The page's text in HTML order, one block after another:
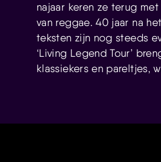
najaar keren ze terug
van reggae. 40 jaar na
teksten zijn nog steeds
‘Living Legend Tour’
klassiekers en pareltjes,